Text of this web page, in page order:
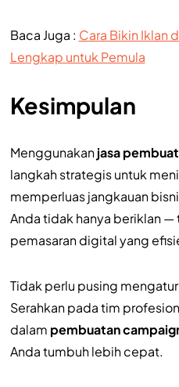
Baca Juga : Cara Bikin Iklan
Lengkap untuk Pemula
Kesimpulan
Menggunakanjasa
langkah strategis untuk
memperluas jangkauan
Anda tidak hanya beriklan
pemasaran digital yang
Tidak perlu pusing
Serahkan pada tim
dalam pembuatan
Anda tumbuh lebih cepat.